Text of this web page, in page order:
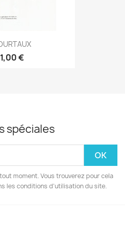
1,00 €
spéciales
moment. Vous trouverez pour cela
les conditions d'utilisation du site.